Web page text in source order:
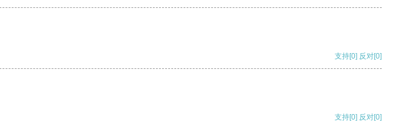
支持[0] 反对[0]
支持[0] 反对[0]